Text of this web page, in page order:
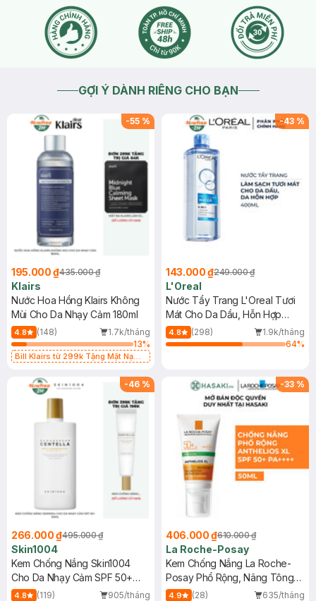
GỢI Ý DÀNH RIÊNG CHO BẠN
-55 %
195.000 ₫435.000 ₫
Klairs
Nước Hoa Hồng Klairs Không
Mùi Cho Da Nhạy Cảm 180ml
4.8 (148)
1.7k/tháng
13%
Bill Klairs từ 299k Tặng Mặt Nạ
25ml (SL Có Hạn)
-43 %
143.000 ₫249.000 ₫
L'Oreal
Nước Tẩy Trang L'Oreal Tươi
Mát Cho Da Dầu, Hỗn Hợp
400ml
4.8 (298)
1.9k/tháng
64%
-46 %
266.000 ₫495.000 ₫
Skin1004
Kem Chống Nắng Skin1004
Cho Da Nhạy Cảm SPF 50+
50ml
4.8 (119)
905/tháng
-33 %
406.000 ₫610.000 ₫
La Roche-Posay
Kem Chống Nắng La Roche-
Posay Phổ Rộng, Nâng Tông
Kiềm Dầu 50ml
4.9 (28)
635/tháng